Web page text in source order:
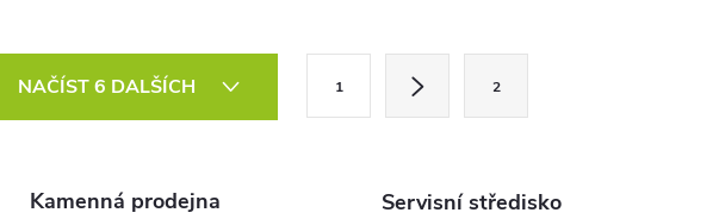
NAČÍST 6 DALŠÍCH 1 2
Kamenná prodejna Servisní středisko